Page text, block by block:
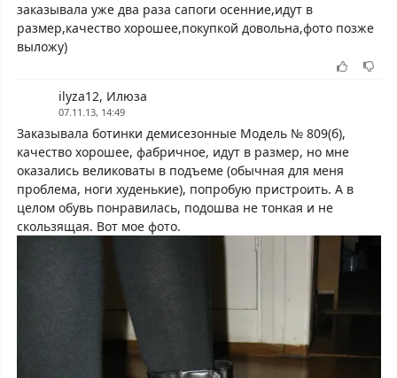
заказывала уже два раза сапоги осенние,идут в
размер,качество хорошее,покупкой довольна,фото позже
выложу)
ilyza12, Илюза
07.11.13, 14:49
Заказывала ботинки демисезонные Модель № 809(б),
качество хорошее, фабричное, идут в размер, но мне
оказались великоваты в подъеме (обычная для меня
проблема, ноги худенькие), попробую пристроить. А в
целом обувь понравилась, подошва не тонкая и не
скользящая. Вот мое фото.